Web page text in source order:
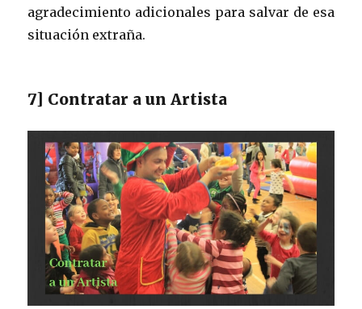
agradecimiento adicionales para salvar de esa
situación extraña.
7] Contratar a un Artista